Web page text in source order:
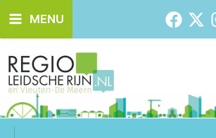
naar
de
inhoud
MENU